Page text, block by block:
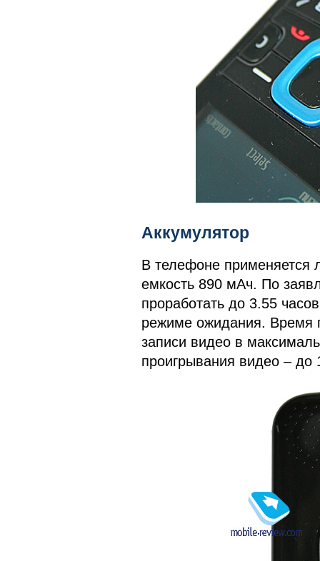
Аккумулятор
В телефоне применяется
емкость 890 мАч. По
проработать до 3.55
режиме ожидания. Время
записи видео в
проигрывания видео – до